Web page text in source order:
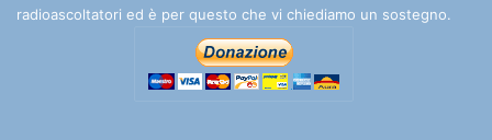
radioascoltatori ed è per questo che vi chiediamo un sostegno.